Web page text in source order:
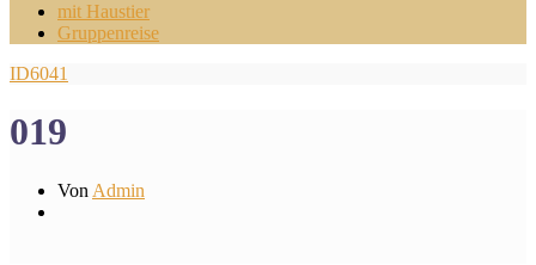
mit Haustier
Gruppenreise
ID6041
019
Von Admin